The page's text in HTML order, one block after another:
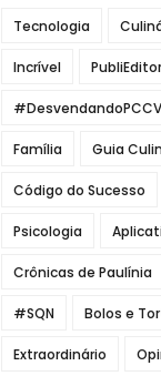
Tecnologia
Incrível
#DesvendandoPCCV
Família Guia
Código do Sucesso
Psicologia
Crônicas de Paulínia
#SQN Bolos e
Extraordinário